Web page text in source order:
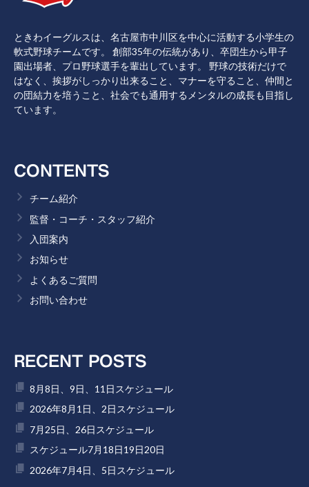
ときわイーグルスは、名古屋市中川区を中心に活動する小学生の
軟式野球チームです。 創部35年の伝統があり、卒団生から甲子
園出場者、プロ野球選手を輩出しています。 野球の技術だけで
はなく、挨拶がしっかり出来ること、マナーを守ること、仲間と
の団結力を培うこと、社会でも通用するメンタルの成長も目指し
ています。
CONTENTS
チーム紹介
監督・コーチ・スタッフ紹介
入団案内
お知らせ
よくあるご質問
お問い合わせ
RECENT POSTS
8月8日、9日、11日スケジュール
2026年8月1日、2日スケジュール
7月25日、26日スケジュール
スケジュール7月18日19日20日
2026年7月4日、5日スケジュール